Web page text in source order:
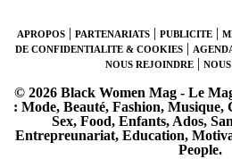
APROPOS| PARTENARIATS| PUBLICITE|
DE CONFIDENTIALITE & COOKIES|
NOUS REJOINDRE|
© 2026 Black Women Mag - Le
: Mode, Beauté, Fashion, Musique,
Sex, Food, Enfants, Ados,
Entrepreunariat, Education,
People.